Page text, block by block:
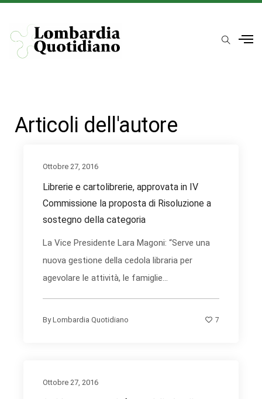
Articoli dell'autore
Ottobre 27, 2016
Librerie e cartolibrerie, approvata in IV
Commissione la proposta di Risoluzione a
sostegno della categoria
La Vice Presidente Lara Magoni: “Serve una
nuova gestione della cedola libraria per
agevolare le attività, le famiglie...
ByLombardia Quotidiano 7
Ottobre 27, 2016